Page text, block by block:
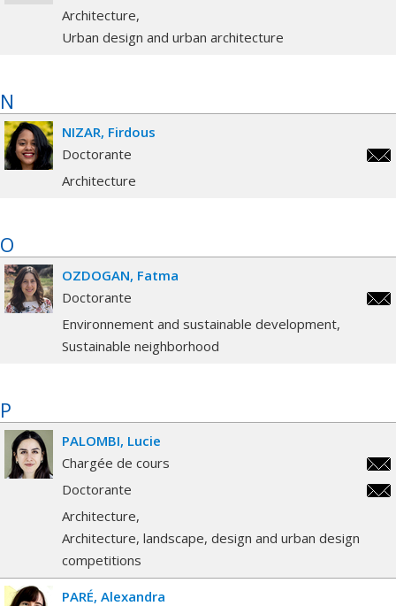
Architecture
Urban design and urban architecture
N
NIZAR Firdous
Doctorante
Architecture
O
OZDOGAN Fatma
Doctorante
Environnement and sustainable development
Sustainable neighborhood
P
PALOMBI Lucie
Chargée de cours
Doctorante
Architecture
Architecture, landscape, design and urban design
competitions
PARÉ Alexandra